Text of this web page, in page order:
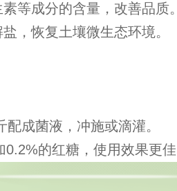
等成分的含量，改善品质。
，恢复土壤微生态环境。
成菌液，冲施或滴灌。
的红糖，使用效果更佳